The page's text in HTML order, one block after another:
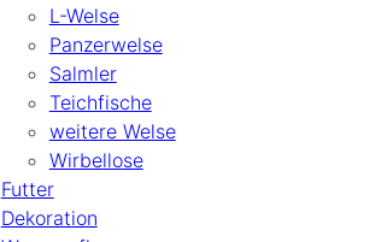
L-Welse
Panzerwelse
Salmler
Teichfische
weitere Welse
Wirbellose
Futter
Dekoration